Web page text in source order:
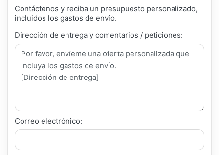
Contáctenos y reciba un presupuesto personalizado,
incluidos los gastos de envío.
Dirección de entrega y comentarios / peticiones:
Correo electrónico: